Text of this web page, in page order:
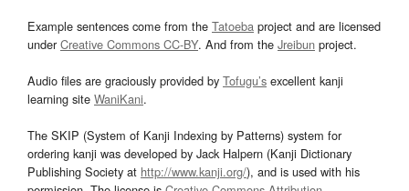
Example sentences come from the Tatoeba project and are licensed
underCreative Commons CC-BY. And from the Jreibun project.
Audio files are graciously provided by Tofugu’s excellent kanji
learning site WaniKani.
The SKIP (System of Kanji Indexing by Patterns) system for
ordering kanji was developed by Jack Halpern (Kanji Dictionary
Publishing Society at http://www.kanji.org/), and is used with his